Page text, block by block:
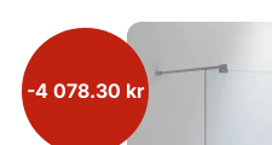
-4 078.30 kr